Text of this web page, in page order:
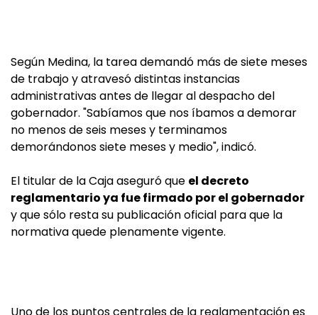
Según Medina, la tarea demandó más de siete meses
de trabajo y atravesó distintas instancias
administrativas antes de llegar al despacho del
gobernador. "Sabíamos que nos íbamos a demorar
no menos de seis meses y terminamos
demorándonos siete meses y medio", indicó.
El titular de la Caja aseguró que el decreto
reglamentario ya fue firmado por el gobernador
y que sólo resta su publicación oficial para que la
normativa quede plenamente vigente.